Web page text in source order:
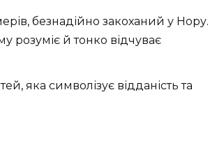
безнадійно закоханий у Нору.
розуміє й тонко відчуває
яка символізує відданість та